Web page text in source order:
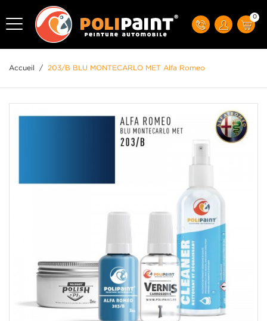
0
Accueil / 203/B BLU MONTECARLO MET Alfa Romeo